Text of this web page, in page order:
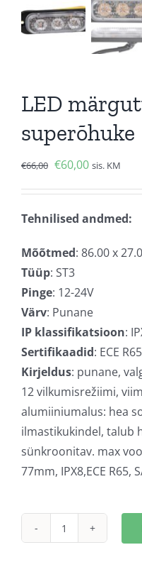
LED
superõhuke
€66,00 Algne
€66,00.
€60,00Current
€60,00.
sis. KM
Tehnilised andmed:
Mõõtmed: 86.00 x
Tüüp: ST3
Pinge: 12-24V
Värv: Punane
IP klassifikatsioon:
Sertifikaadid: ECE
Kirjeldus: punane,
12 vilkumisrežiimi,
alumiiniumalus: hea
ilmastikukindel, talub
sünkroonitav. max
77mm, IPX8,ECE R65,
LED